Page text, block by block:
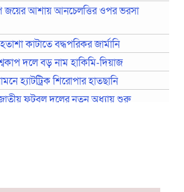
জয়ের আশায় আনচেলত্তির ওপর ভরসা
কাটাতে বদ্ধপরিকর জার্মানি
দলে বড় নাম হাকিমি-দিয়াজ
হ্যাটট্রিক শিরোপার হাতছানি
ফুটবল দলের নতুন অধ্যায় শুরু
ইরান